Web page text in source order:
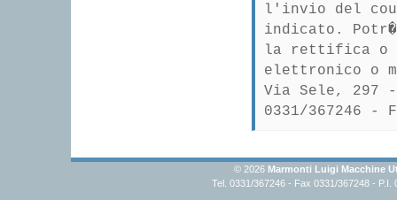
l'invio del
indicato. Potr�
la rettifica o
elettronico o
Via Sele, 297
0331/367246 -
© 2026 Marmonti Luigi Macchine
Tel. 0331/367246 - Fax 0331/367248 - P.I.